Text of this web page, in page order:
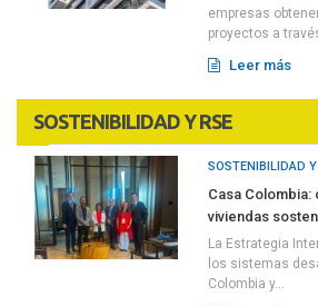
empresas
proyectos a
Leer más
SOSTENIBILIDAD Y RSE
SOSTENIBILIDAD Y
Casa
viviendas
La Estrategia
los sistemas
Colombia y...